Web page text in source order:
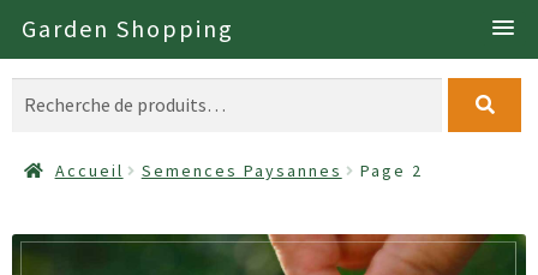
Garden Shopping
la
navigation
contenu
Recherche
pour :
Accueil Semences Paysannes Page 2